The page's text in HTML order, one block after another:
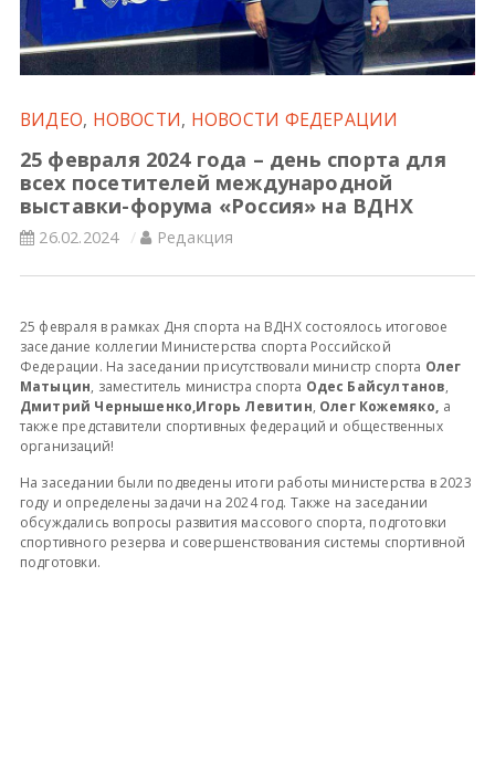
ВИДЕО, НОВОСТИ, НОВОСТИ ФЕДЕРАЦИИ
25 февраля 2024 года – день спорта для
всех посетителей международной
выставки-форума «Россия» на ВДНХ
26.02.2024 Редакция
25 февраля в рамках Дня спорта на ВДНХ состоялось итоговое
заседание коллегии Министерства спорта Российской
Федерации. На заседании присутствовали министр спорта Олег
Матыцин, заместитель министра спорта Одес Байсултанов,
Дмитрий Чернышенко,Игорь Левитин, Олег Кожемяко, а
также представители спортивных федераций и общественных
организаций!
На заседании были подведены итоги работы министерства в 2023
году и определены задачи на 2024 год. Также на заседании
обсуждались вопросы развития массового спорта, подготовки
спортивного резерва и совершенствования системы спортивной
подготовки.
Всероссийские правила